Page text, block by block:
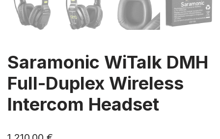
Saramonic WiTalk DMH
Full-Duplex Wireless
Intercom Headset